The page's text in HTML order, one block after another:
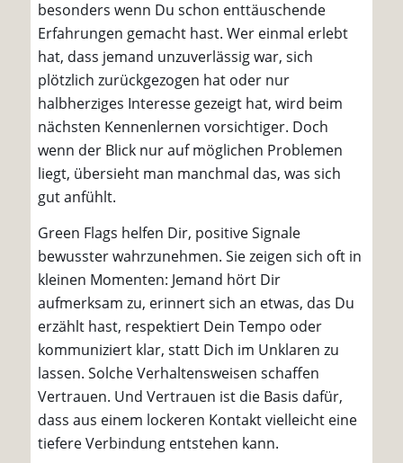
besonders wenn Du schon enttäuschende
Erfahrungen gemacht hast. Wer einmal erlebt
hat, dass jemand unzuverlässig war, sich
plötzlich zurückgezogen hat oder nur
halbherziges Interesse gezeigt hat, wird beim
nächsten Kennenlernen vorsichtiger. Doch
wenn der Blick nur auf möglichen Problemen
liegt, übersieht man manchmal das, was sich
gut anfühlt.
Green Flags helfen Dir, positive Signale
bewusster wahrzunehmen. Sie zeigen sich oft in
kleinen Momenten: Jemand hört Dir
aufmerksam zu, erinnert sich an etwas, das Du
erzählt hast, respektiert Dein Tempo oder
kommuniziert klar, statt Dich im Unklaren zu
lassen. Solche Verhaltensweisen schaffen
Vertrauen. Und Vertrauen ist die Basis dafür,
dass aus einem lockeren Kontakt vielleicht eine
tiefere Verbindung entstehen kann.